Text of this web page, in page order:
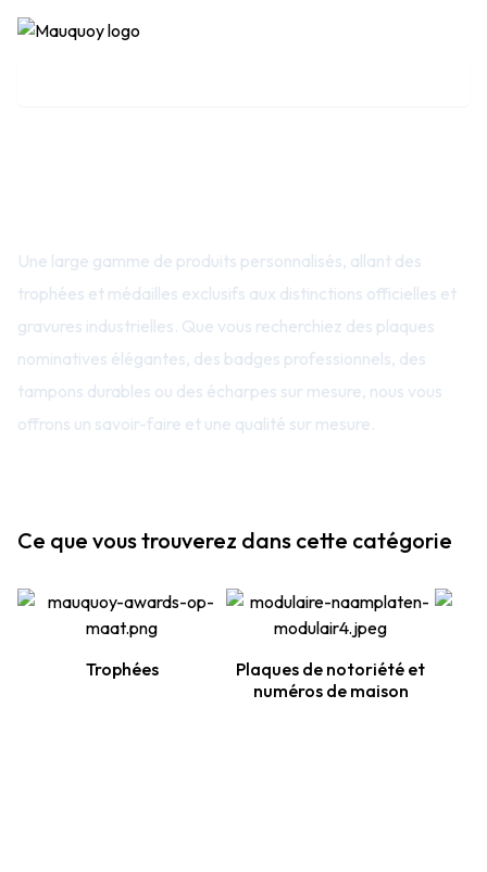
Une large gamme de produits personnalisés, allant des
trophées et médailles exclusifs aux distinctions officielles et
gravures industrielles. Que vous recherchiez des plaques
nominatives élégantes, des badges professionnels, des
tampons durables ou des écharpes sur mesure, nous vous
offrons un savoir-faire et une qualité sur mesure.
Ce que vous trouverez dans cette catégorie
Trophées
Plaques de notoriété et
numéros de maison